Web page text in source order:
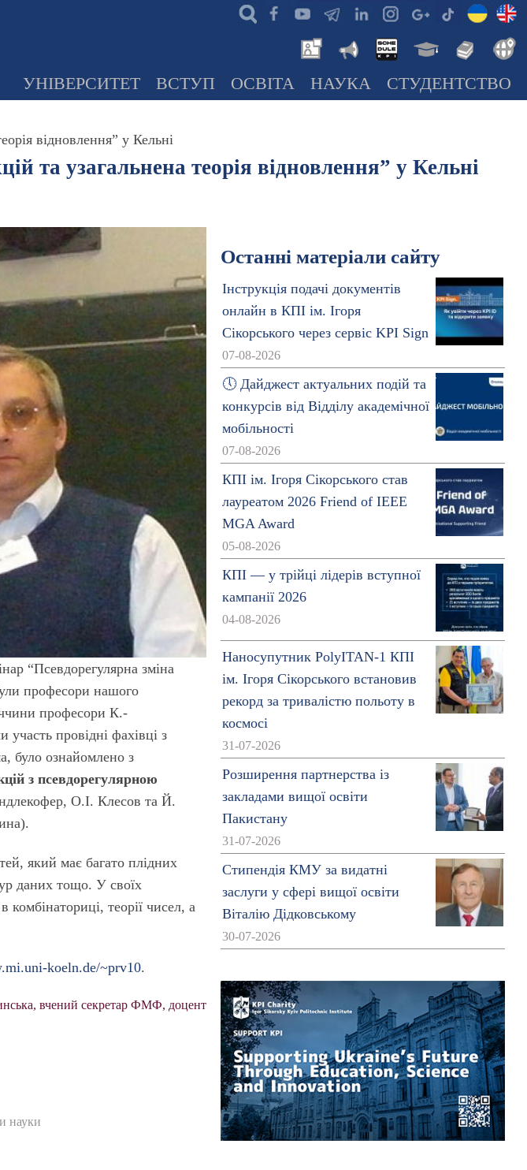
УНІВЕРСИТЕТ ВСТУП ОСВІТА НАУКА СТУДЕНТСТВО
відновлення” у Кельні
та узагальнена теорія відновлення” у Кельні
“Псевдорегулярна зміна
професори нашого
професори К.-
провідні фахівці з
було ознайомлено з
з псевдорегулярною
О.І. Клесов та Й.
який має багато плідних
даних тощо. У своїх
комбінаториці, теорії чисел, а
koeln.de/~prv10.
вчений секретар ФМФ, доцент
науки
Останні матеріали сайту
Інструкція подачі документів
онлайн в КПІ ім. Ігоря
Сікорського через сервіс KPI Sign
07-08-2026
🕔 Дайджест актуальних подій та
конкурсів від Відділу академічної
мобільності
07-08-2026
КПІ ім. Ігоря Сікорського став
лауреатом 2026 Friend of IEEE
MGA Award
05-08-2026
КПІ — у трійці лідерів вступної
кампанії 2026
04-08-2026
Наносупутник PolyITAN-1 КПІ
ім. Ігоря Сікорського встановив
рекорд за тривалістю польоту в
космосі
31-07-2026
Розширення партнерства із
закладами вищої освіти
Пакистану
31-07-2026
Стипендія КМУ за видатні
заслуги у сфері вищої освіти
Віталію Дідковському
30-07-2026